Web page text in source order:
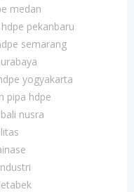
medan
pekanbaru
semarang
yogyakarta
pipa hdpe
nusra